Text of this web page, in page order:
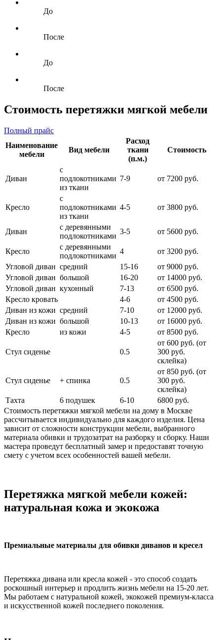
До
После
До
После
Стоимость перетяжки мягкой мебели
Полный прайс
Наименование
мебели
Вид мебели
Расход
ткани
(п.м.)
Стоимость
Диван
с
подлокотниками
из ткани
7-9 от 7200 руб.
Кресло
с
подлокотниками
из ткани
4-5 от 3800 руб.
Диван
с деревянными
подлокотниками
3-5 от 5600 руб.
Кресло
с деревянными
подлокотниками
4
от 3200 руб.
Угловой диван средний 15-16
от 9000 руб.
Угловой диван большой 16-20
от 14000 руб.
Угловой диван кухонный 7-13
от 6500 руб.
Кресло кровать
4-6
от 4500 руб.
Диван из кожи средний 7-10
от 12000 руб.
Диван из кожи большой 10-13
от 16000 руб.
Кресло
из кожи 4-5 от 8500 руб.
Стул сиденье 0.5
от 600 руб. (от
300 руб.
cклейка)
Стул сиденье + спинка 0.5
от 850 руб. (от
300 руб.
склейка)
Тахта
6 подушек 6-10
6800 руб.
Стоимость перетяжки мягкой мебели на дому в Москве
рассчитывается индивидуально для каждого изделия. Цена
зависит от сложности конструкции мебели, выбранного
материала обивки и трудозатрат на разборку и сборку. Наши
мастера проведут бесплатный замер и предоставят точную
смету с учетом всех особенностей вашей мебели.
Перетяжка мягкой мебели кожей:
натуральная кожа и экокожа
Премиальные материалы для обивки диванов и кресел
Перетяжка дивана или кресла кожей - это способ создать
роскошный интерьер и продлить жизнь мебели на 15-20 лет.
Мы работаем с натуральной кожей, экокожей премиум-класса
и искусственной кожей последнего поколения.